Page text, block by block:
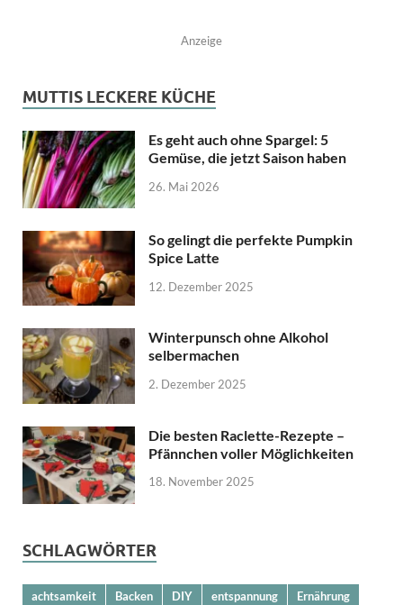
Anzeige
MUTTIS LECKERE KÜCHE
Es geht auch ohne Spargel: 5
Gemüse, die jetzt Saison haben
26. Mai 2026
So gelingt die perfekte Pumpkin
Spice Latte
12. Dezember 2025
Winterpunsch ohne Alkohol
selbermachen
2. Dezember 2025
Die besten Raclette-Rezepte –
Pfännchen voller Möglichkeiten
18. November 2025
SCHLAGWÖRTER
achtsamkeit Backen DIY entspannung
Ernährung